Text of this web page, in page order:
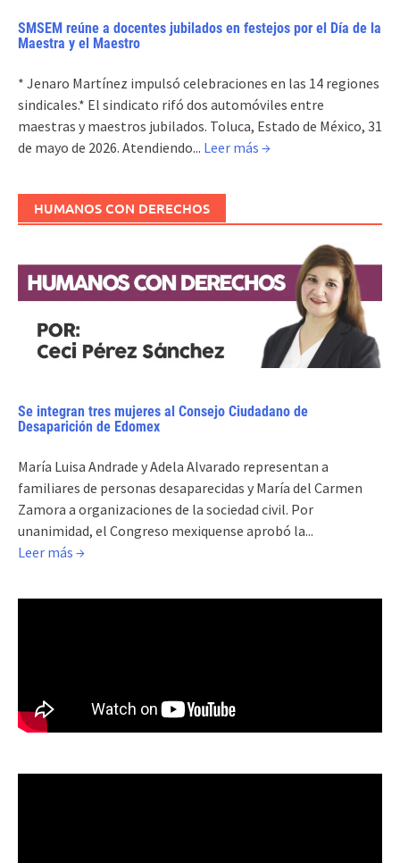
SMSEM reúne a docentes jubilados en festejos por el Día de la
Maestra y el Maestro
* Jenaro Martínez impulsó celebraciones en las 14 regiones
sindicales.* El sindicato rifó dos automóviles entre
maestras y maestros jubilados. Toluca, Estado de México, 31
de mayo de 2026. Atendiendo... Leer más →
HUMANOS CON DERECHOS
Se integran tres mujeres al Consejo Ciudadano de
Desaparición de Edomex
María Luisa Andrade y Adela Alvarado representan a
familiares de personas desaparecidas y María del Carmen
Zamora a organizaciones de la sociedad civil. Por
unanimidad, el Congreso mexiquense aprobó la...
Leer más →